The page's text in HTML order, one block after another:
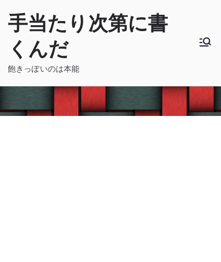
手当たり次第に書
くんだ
飽きっぽいのは本能